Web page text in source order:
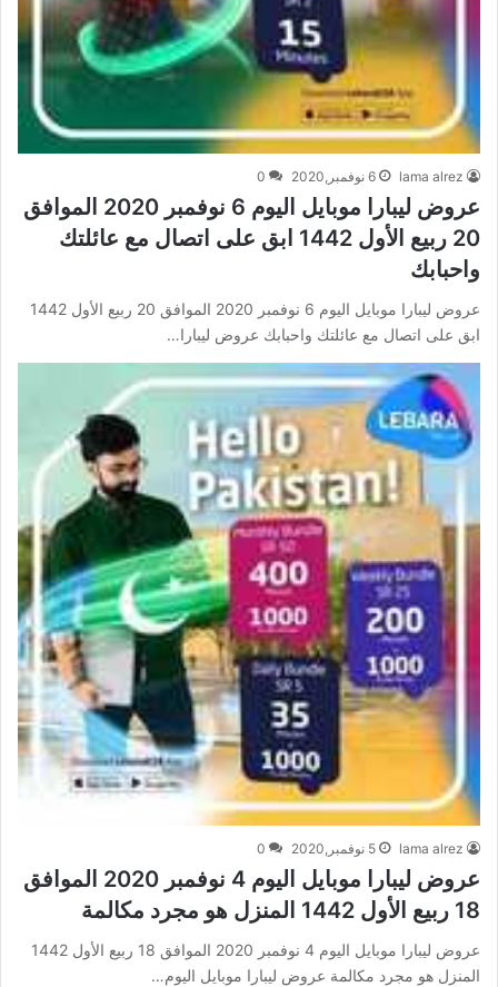
lama alrez 6 نوفمبر,2020 0
عروض ليبارا موبايل اليوم 6 نوفمبر 2020 الموافق
20 ربيع الأول 1442 ابق على اتصال مع عائلتك
واحبابك
عروض ليبارا موبايل اليوم 6 نوفمبر 2020 الموافق 20 ربيع الأول 1442
ابق على اتصال مع عائلتك واحبابك عروض ليبارا…
lama alrez 5 نوفمبر,2020 0
عروض ليبارا موبايل اليوم 4 نوفمبر 2020 الموافق
18 ربيع الأول 1442 المنزل هو مجرد مكالمة
عروض ليبارا موبايل اليوم 4 نوفمبر 2020 الموافق 18 ربيع الأول 1442
المنزل هو مجرد مكالمة عروض ليبارا موبايل اليوم…